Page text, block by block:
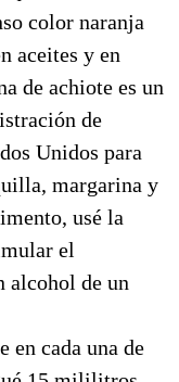
color naranja
aceites y en
de achiote es un
de
Unidos para
margarina y
usé la
el
alcohol de un
en cada una de